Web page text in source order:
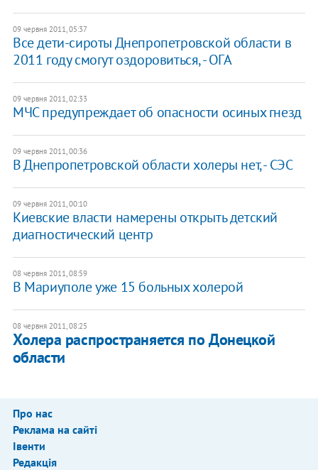
09 червня 2011, 05:37
Все дети-сироты Днепропетровской области в
2011 году смогут оздоровиться, - ОГА
09 червня 2011, 02:33
МЧС предупреждает об опасности осиных гнезд
09 червня 2011, 00:36
В Днепропетровской области холеры нет, - СЭС
09 червня 2011, 00:10
Киевские власти намерены открыть детский
диагностический центр
08 червня 2011, 08:59
В Мариуполе уже 15 больных холерой
08 червня 2011, 08:25
Холера распространяется по Донецкой
области
Про нас
Реклама на сайті
Івенти
Редакція